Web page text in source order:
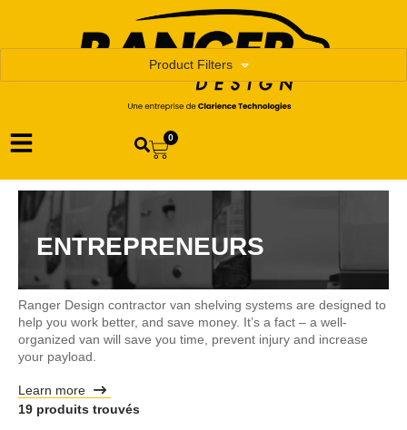
0
ENTREPRENEURS
Product Filters
Ranger Design contractor van shelving systems are designed to
help you work better, and save money. It’s a fact – a well-
organized van will save you time, prevent injury and increase
your payload.
Learn more
19 produits trouvés